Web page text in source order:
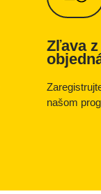
Zľava
našom